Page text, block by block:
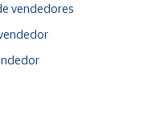
vendedores